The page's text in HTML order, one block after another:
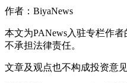
作者：BiyaNews
本文为PANews入驻专栏作者
不承担法律责任。
文章及观点也不构成投资意